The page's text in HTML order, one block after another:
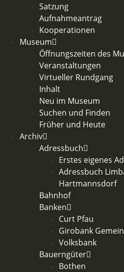
Satzung
Aufnahmeantrag
Kooperationen
Museum
Öffnungszeiten des
Veranstaltungen
Virtueller Rundgang
Inhalt
Neu im Museum
Suchen und Finden
Früher und Heute
Archiv
Adressbuch
Erstes eigenes
Adressbuch
Hartmannsdorf
Bahnhof
Banken
Curt Pfau
Girobank
Volksbank
Bauerngüter
Bothen